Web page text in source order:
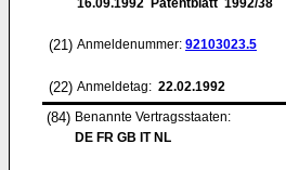
16.09.1992 Patentblatt 1992/38
(21) Anmeldenummer: 92103023.5
(22) Anmeldetag: 22.02.1992
(84) Benannte Vertragsstaaten:
DE FR GB IT NL